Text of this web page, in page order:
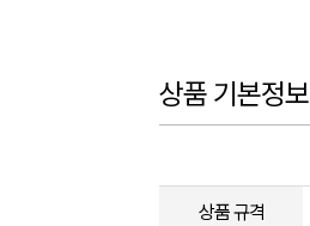
상품 기본정보
상품 규격